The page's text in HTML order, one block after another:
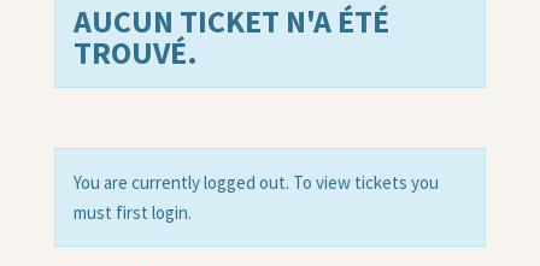
AUCUN TICKET N'A ÉTÉ
TROUVÉ.
You are currently logged out. To view tickets you
must first login.